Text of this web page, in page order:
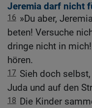
Jeremia darf nicht
16 »Du aber,
beten! Versuche
dringe nicht in
hören.
17 Sieh doch
Juda und auf den
18 Die Kinder